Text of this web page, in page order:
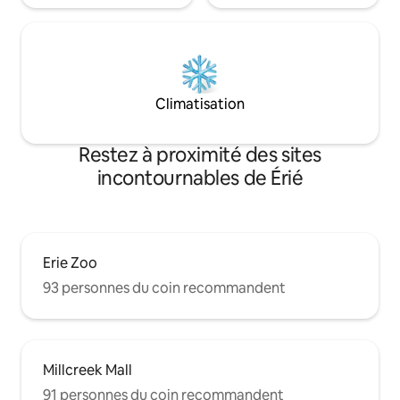
Climatisation
Restez à proximité des sites
incontournables de Érié
Erie Zoo
93 personnes du coin recommandent
Millcreek Mall
91 personnes du coin recommandent